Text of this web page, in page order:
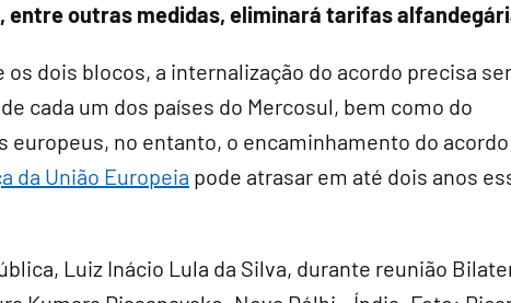
entre outras medidas, eliminará tarifas
dois blocos, a internalização do acordo precisa ser
cada um dos países do Mercosul, bem como do
europeus, no entanto, o encaminhamento do acordo
da União Europeia pode atrasar em até dois anos